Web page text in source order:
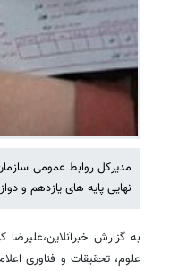
مدیرکل روابط عمومی
نهایی پایه های یازدهم و